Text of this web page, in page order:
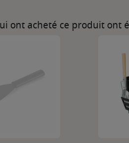
ont acheté ce produit ont